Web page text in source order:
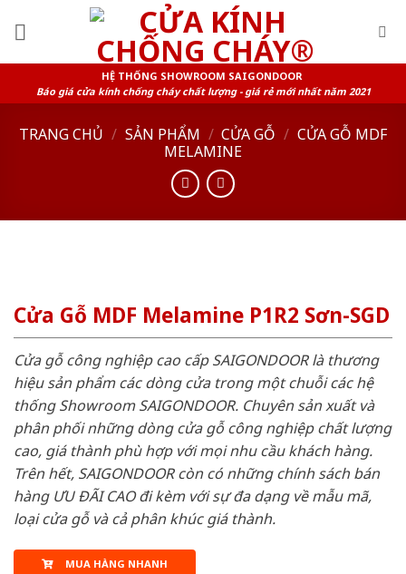
HỆ THỐNG SHOWROOM SAIGONDOOR
Báo giá cửa kính chống cháy chất lượng - giá rẻ mới nhất năm 2021
TRANG CHỦ / SẢN PHẨM / CỬA GỖ / CỬA GỖ MDF
MELAMINE
Cửa Gỗ MDF Melamine P1R2 Sơn-SGD
Cửa gỗ công nghiệp cao cấp SAIGONDOOR là thương
hiệu sản phẩm các dòng cửa trong một chuỗi các hệ
thống Showroom SAIGONDOOR. Chuyên sản xuất và
phân phối những dòng cửa gỗ công nghiệp chất lượng
cao, giá thành phù hợp với mọi nhu cầu khách hàng.
Trên hết, SAIGONDOOR còn có những chính sách bán
hàng ƯU ĐÃI CAO đi kèm với sự đa dạng về mẫu mã,
loại cửa gỗ và cả phân khúc giá thành.
MUA HÀNG NHANH